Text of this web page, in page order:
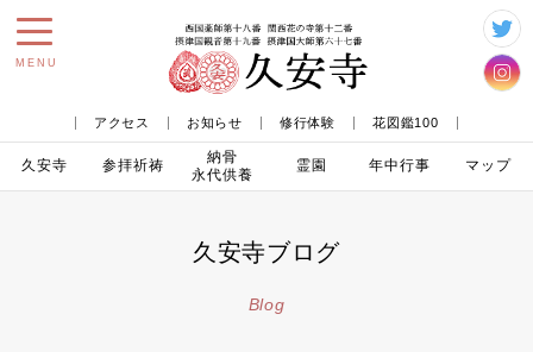
toggle
navigation
MENU
アクセス お知らせ 修行体験 花図鑑100
久安寺 参拝祈祷
納骨
永代供養
霊園 年中行事 マップ
久安寺ブログ
Blog